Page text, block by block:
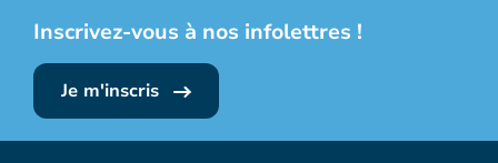
Inscrivez-vous à nos infolettres !
Je m'inscris